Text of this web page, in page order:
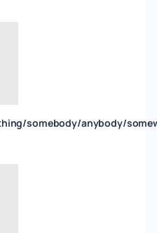
somebody/anybody/